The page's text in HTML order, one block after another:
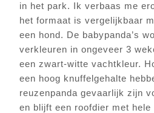
in het park. Ik verbaas me
het formaat is vergelijkbaar
een hond. De babypanda’s
verkleuren in ongeveer 3
een zwart-witte vachtkleur.
een hoog knuffelgehalte
reuzenpanda gevaarlijk zijn
en blijft een roofdier met